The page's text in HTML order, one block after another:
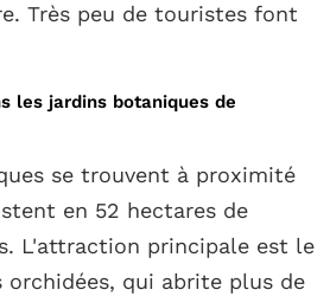
Très peu de touristes font
les jardins botaniques de
se trouvent à proximité
en 52 hectares de
L'attraction principale est le
orchidées, qui abrite plus de